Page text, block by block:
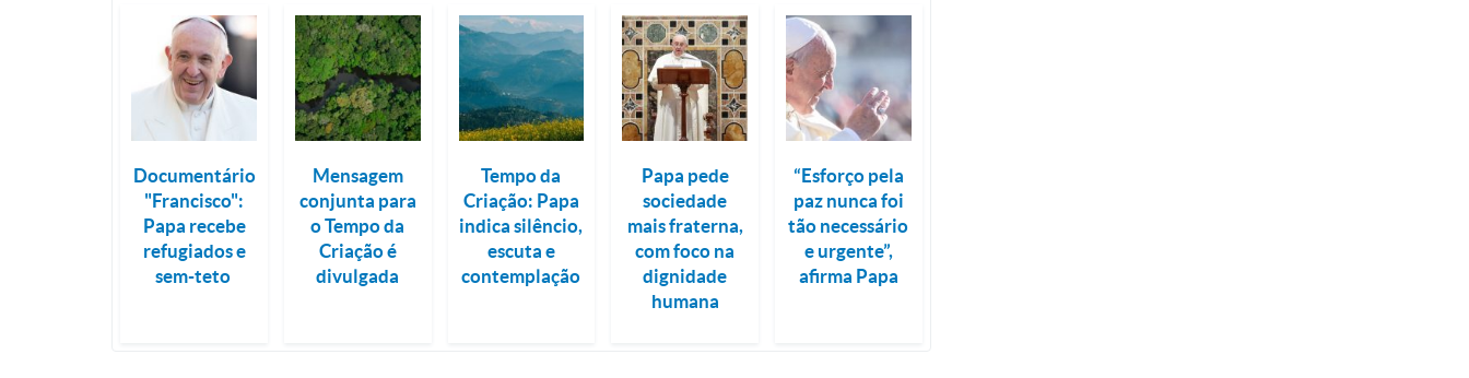
Documentário
"Francisco":
Papa recebe
refugiados e
sem-teto
Mensagem
conjunta para
o Tempo da
Criação é
divulgada
Tempo da
Criação: Papa
indica silêncio,
escuta e
contemplação
Papa pede
sociedade
mais fraterna,
com foco na
dignidade
humana
“Esforço pela
paz nunca foi
tão necessário
e urgente”,
afirma Papa